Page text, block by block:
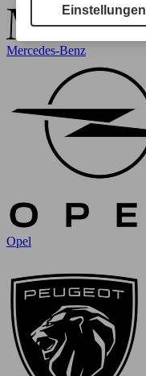
Mercedes-Benz
Opel
Einstellungen